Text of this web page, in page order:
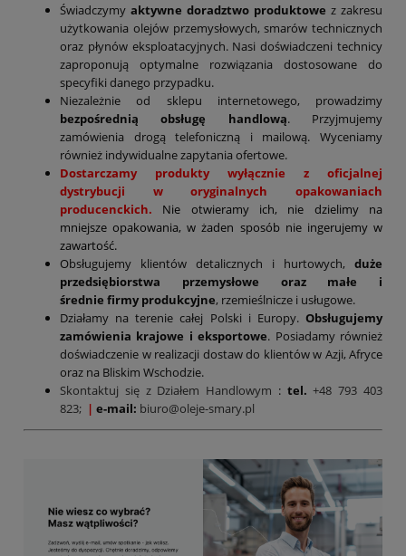
Świadczymy aktywne doradztwo produktowe z zakresu
użytkowania olejów przemysłowych, smarów technicznych
oraz płynów eksploatacyjnych. Nasi doświadczeni technicy
zaproponują optymalne rozwiązania dostosowane do
specyfiki danego przypadku.
Niezależnie od sklepu internetowego, prowadzimy
bezpośrednią obsługę handlową. Przyjmujemy
zamówienia drogą telefoniczną i mailową. Wyceniamy
również indywidualne zapytania ofertowe.
Dostarczamy produkty wyłącznie z oficjalnej
dystrybucji w oryginalnych opakowaniach
producenckich. Nie otwieramy ich, nie dzielimy na
mniejsze opakowania, w żaden sposób nie ingerujemy w
zawartość.
Obsługujemy klientów detalicznych i hurtowych, duże
przedsiębiorstwa przemysłowe oraz małe i
średnie firmy produkcyjne, rzemieślnicze i usługowe.
Działamy na terenie całej Polski i Europy. Obsługujemy
zamówienia krajowe i eksportowe. Posiadamy również
doświadczenie w realizacji dostaw do klientów w Azji, Afryce
oraz na Bliskim Wschodzie.
Skontaktuj się z Działem Handlowym : tel.+48 793 403
823; | e-mail: biuro@oleje-smary.pl